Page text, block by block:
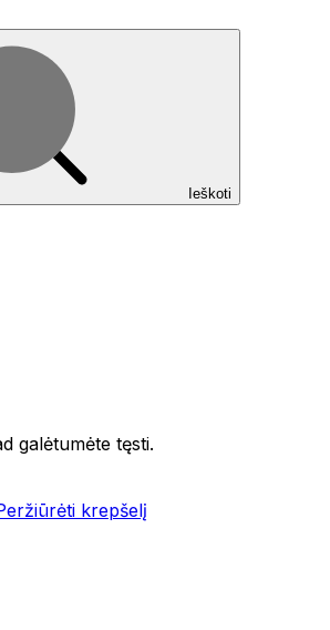
Ieškoti
galėtumėte tęsti.
krepšelį